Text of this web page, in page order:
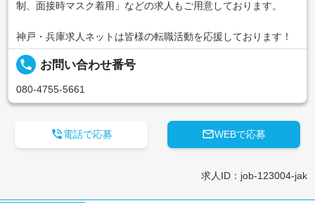
制、面接時マスク着用」などの求人もご用意しております。
神戸・兵庫求人ネットは皆様の転職活動を応援しております！
local_phone お問い合わせ番号
080-4755-5661
WEBで応募
電話で応募
求人ID：job-123004-jak